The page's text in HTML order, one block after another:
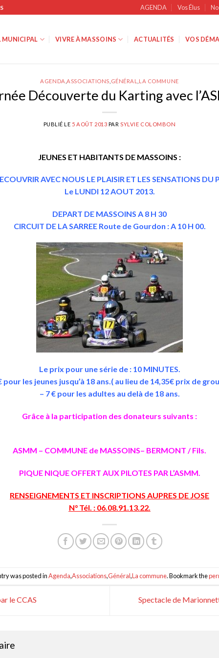
AGENDA Vos Élus
MUNICIPAL VIVRE À MASSOINS ACTUALITÉS VOS
AGENDA ,ASSOCIATIONS GÉNÉRAL LA COMMUNE
Découverte du Karting avec
PUBLIÉ LE 5 AOÛT 2013 PAR SYLVIE COLOMBON
JEUNES ET HABITANTS DE MASSOINS :
AVEC NOUS LE PLAISIR ET LES SENSATIONS DU
Le LUNDI 12 AOUT 2013.
DEPART DE MASSOINS A 8 H 30
CIRCUIT DE LA SARREE Route de Gourdon : A 10 H 00.
Le prix pour une série de : 10 MINUTES.
pour les jeunes jusqu’à 18 ans.( au lieu de 14,35€ prix de
– 7 € pour les adultes au delà de 18 ans.
Grâce à la participation des donateurs suivants :
ASMM – COMMUNE de MASSOINS– BERMONT / Fils.
PIQUE NIQUE OFFERT AUX PILOTES PAR L’ASMM.
RENSEIGNEMENTS ET INSCRIPTIONS AUPRES DE JOSE
N° Tél. : 06.08.91.13.22.
was posted inAgenda,Associations,Général,La commune. Bookmark the
le CCAS Spectacle de